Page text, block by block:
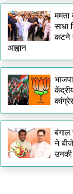
ममता
साधा
कटने
आह्वान
ने
उनकी